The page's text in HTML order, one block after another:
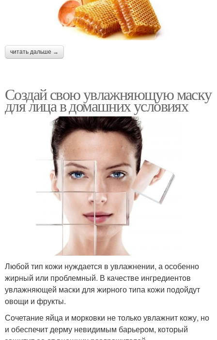
читать дальше →
Создай свою увлажняющую маску
для лица в домашних условиях
Любой тип кожи нуждается в увлажнении, а особенно
жирный или проблемный. В качестве ингредиентов
увлажняющей маски для жирного типа кожи подойдут
овощи и фрукты.
Сочетание яйца и морковки не только увлажнит кожу, но
и обеспечит дерму невидимым барьером, который